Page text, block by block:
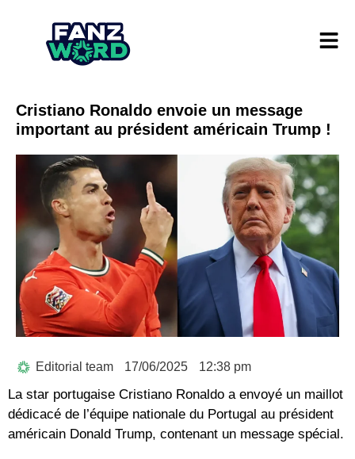
Cristiano Ronaldo envoie un message
important au président américain Trump !
Editorial team 17/06/2025 12:38 pm
La star portugaise Cristiano Ronaldo a envoyé un maillot
dédicacé de l’équipe nationale du Portugal au président
américain Donald Trump, contenant un message spécial.